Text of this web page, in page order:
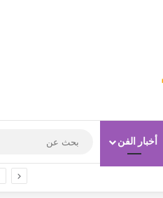
أخبار الفن